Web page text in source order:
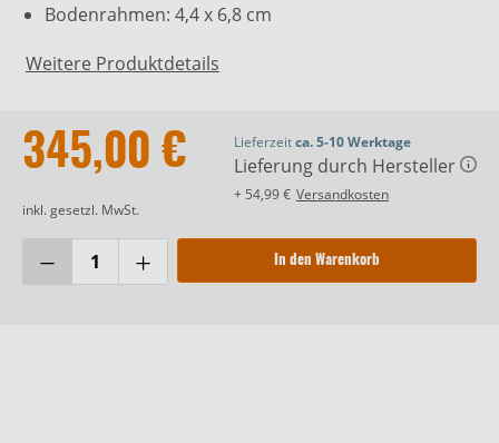
Bodenrahmen: 4,4 x 6,8 cm
Weitere Produktdetails
345,00 €
inkl. gesetzl. MwSt.
Lieferzeitca. 5-10 Werktage
Lieferung durch Hersteller
+ 54,99 € Versandkosten
In den Warenkorb